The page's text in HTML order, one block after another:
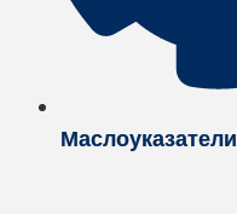
Маслоуказатели